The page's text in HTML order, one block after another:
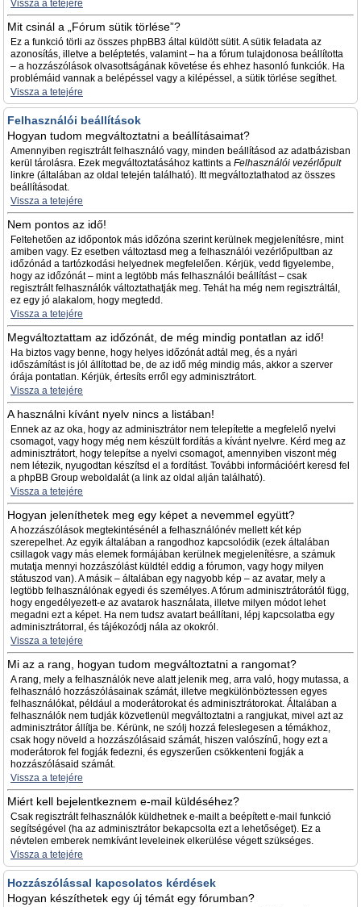
Vissza a tetejére
Mit csinál a „Fórum sütik törlése”?
Ez a funkció törli az összes phpBB3 által küldött sütit. A sütik feladata az
azonosítás, illetve a beléptetés, valamint – ha a fórum tulajdonosa beállította
– a hozzászólások olvasottságának követése és ehhez hasonló funkciók. Ha
problémáid vannak a belépéssel vagy a kilépéssel, a sütik törlése segíthet.
Vissza a tetejére
Felhasználói beállítások
Hogyan tudom megváltoztatni a beállításaimat?
Amennyiben regisztrált felhasználó vagy, minden beállításod az adatbázisban
kerül tárolásra. Ezek megváltoztatásához kattints a Felhasználói vezérlőpult
linkre (általában az oldal tetején található). Itt megváltoztathatod az összes
beállításodat.
Vissza a tetejére
Nem pontos az idő!
Feltehetően az időpontok más időzóna szerint kerülnek megjelenítésre, mint
amiben vagy. Ez esetben változtasd meg a felhasználói vezérlőpultban az
időzónád a tartózkodási helyednek megfelelően. Kérjük, vedd figyelembe,
hogy az időzónát – mint a legtöbb más felhasználói beállítást – csak
regisztrált felhasználók változtathatják meg. Tehát ha még nem regisztráltál,
ez egy jó alakalom, hogy megtedd.
Vissza a tetejére
Megváltoztattam az időzónát, de még mindig pontatlan az idő!
Ha biztos vagy benne, hogy helyes időzónát adtál meg, és a nyári
időszámítást is jól állítottad be, de az idő még mindig más, akkor a szerver
órája pontatlan. Kérjük, értesíts erről egy adminisztrátort.
Vissza a tetejére
A használni kívánt nyelv nincs a listában!
Ennek az az oka, hogy az adminisztrátor nem telepítette a megfelelő nyelvi
csomagot, vagy hogy még nem készült fordítás a kívánt nyelvre. Kérd meg az
adminisztrátort, hogy telepítse a nyelvi csomagot, amennyiben viszont még
nem létezik, nyugodtan készítsd el a fordítást. További információért keresd fel
a phpBB Group weboldalát (a link az oldal alján található).
Vissza a tetejére
Hogyan jeleníthetek meg egy képet a nevemmel együtt?
A hozzászólások megtekintésénél a felhasználónév mellett két kép
szerepelhet. Az egyik általában a rangodhoz kapcsolódik (ezek általában
csillagok vagy más elemek formájában kerülnek megjelenítésre, a számuk
mutatja mennyi hozzászólást küldtél eddig a fórumon, vagy hogy milyen
státuszod van). A másik – általában egy nagyobb kép – az avatar, mely a
legtöbb felhasználónak egyedi és személyes. A fórum adminisztrátorától függ,
hogy engedélyezett-e az avatarok használata, illetve milyen módot lehet
megadni ezt a képet. Ha nem tudsz avatart beállítani, lépj kapcsolatba egy
adminisztrátorral, és tájékozódj nála az okokról.
Vissza a tetejére
Mi az a rang, hogyan tudom megváltoztatni a rangomat?
A rang, mely a felhasználók neve alatt jelenik meg, arra való, hogy mutassa, a
felhasználó hozzászólásainak számát, illetve megkülönböztessen egyes
felhasználókat, például a moderátorokat és adminisztrátorokat. Általában a
felhasználók nem tudják közvetlenül megváltoztatni a rangjukat, mivel azt az
adminisztrátor állítja be. Kérünk, ne szólj hozzá feleslegesen a témákhoz,
csak hogy növeld a hozzászólásaid számát, hiszen valószínű, hogy ezt a
moderátorok fel fogják fedezni, és egyszerűen csökkenteni fogják a
hozzászólásaid számát.
Vissza a tetejére
Miért kell bejelentkeznem e-mail küldéséhez?
Csak regisztrált felhasználók küldhetnek e-mailt a beépített e-mail funkció
segítségével (ha az adminisztrátor bekapcsolta ezt a lehetőséget). Ez a
névtelen emberek nemkívánt leveleinek elkerülése végett szükséges.
Vissza a tetejére
Hozzászólással kapcsolatos kérdések
Hogyan készíthetek egy új témát egy fórumban?